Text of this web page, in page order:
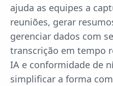
ajuda as equipes a
reuniões, gerar
gerenciar dados com
transcrição em tempo
IA e conformidade de
simplificar a forma